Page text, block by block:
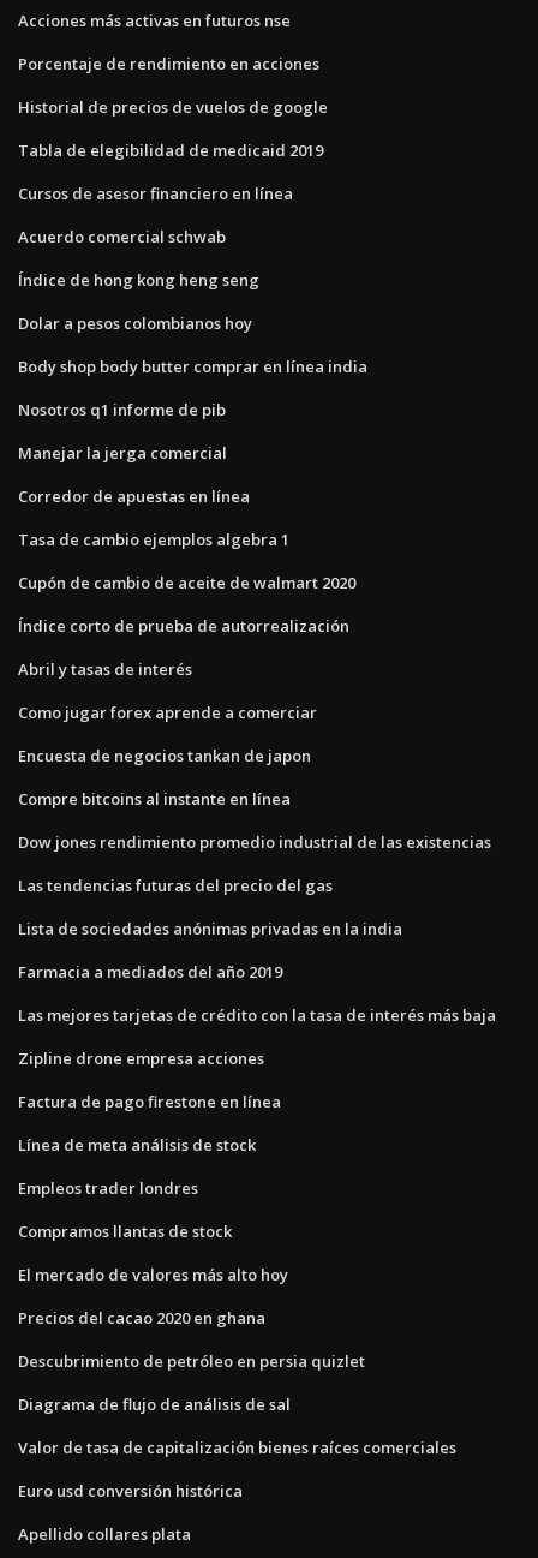
Acciones más activas en futuros nse
Porcentaje de rendimiento en acciones
Historial de precios de vuelos de google
Tabla de elegibilidad de medicaid 2019
Cursos de asesor financiero en línea
Acuerdo comercial schwab
Índice de hong kong heng seng
Dolar a pesos colombianos hoy
Body shop body butter comprar en línea india
Nosotros q1 informe de pib
Manejar la jerga comercial
Corredor de apuestas en línea
Tasa de cambio ejemplos algebra 1
Cupón de cambio de aceite de walmart 2020
Índice corto de prueba de autorrealización
Abril y tasas de interés
Como jugar forex aprende a comerciar
Encuesta de negocios tankan de japon
Compre bitcoins al instante en línea
Dow jones rendimiento promedio industrial de las existencias
Las tendencias futuras del precio del gas
Lista de sociedades anónimas privadas en la india
Farmacia a mediados del año 2019
Las mejores tarjetas de crédito con la tasa de interés más baja
Zipline drone empresa acciones
Factura de pago firestone en línea
Línea de meta análisis de stock
Empleos trader londres
Compramos llantas de stock
El mercado de valores más alto hoy
Precios del cacao 2020 en ghana
Descubrimiento de petróleo en persia quizlet
Diagrama de flujo de análisis de sal
Valor de tasa de capitalización bienes raíces comerciales
Euro usd conversión histórica
Apellido collares plata